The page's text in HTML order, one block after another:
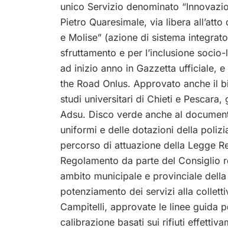
unico Servizio denominato
Pietro Quaresimale, via libera
e Molise” (azione di sistema
sfruttamento e per l’inclusione
ad inizio anno in Gazzetta ufficiale,
the Road Onlus. Approvato anche il
studi universitari di Chieti e
Adsu. Disco verde anche al
uniformi e delle dotazioni della
percorso di attuazione della Legge
Regolamento da parte del Consiglio
ambito municipale e provinciale
potenziamento dei servizi alla
Campitelli, approvate le linee guida
calibrazione basati sui rifiuti